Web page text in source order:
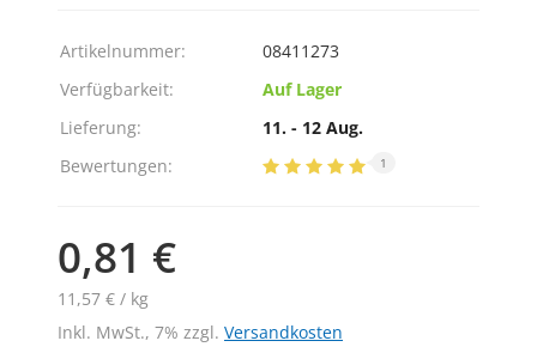
Artikelnummer:
08411273
Verfügbarkeit:
Auf Lager
Lieferung:
11. - 12 Aug.
Bewertungen:
1
0,81 €
11,57 € / kg
Inkl. MwSt., 7% zzgl. Versandkosten